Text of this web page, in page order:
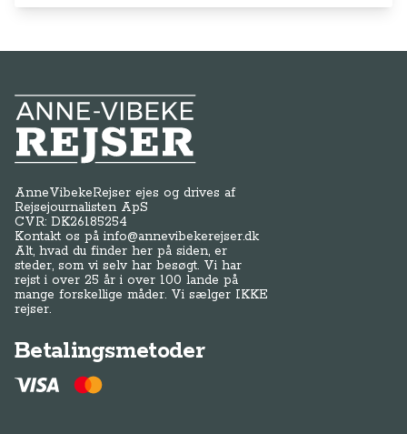
Anne-Vibeke Rejser
AnneVibekeRejser ejes og drives af
Rejsejournalisten ApS
CVR: DK26185254
Kontakt os påinfo@annevibekerejser.dk
Alt, hvad du finder her på siden, er
steder, som vi selv har besøgt. Vi har
rejst i over 25 år i over 100 lande på
mange forskellige måder. Vi sælger IKKE
rejser.
Betalingsmetoder